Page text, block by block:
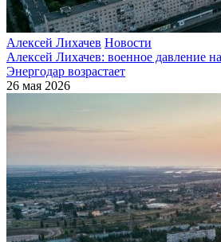
Алексей Лихачев Новости
Алексей Лихачев: военное давление
Энергодар возрастает
26 мая 2026